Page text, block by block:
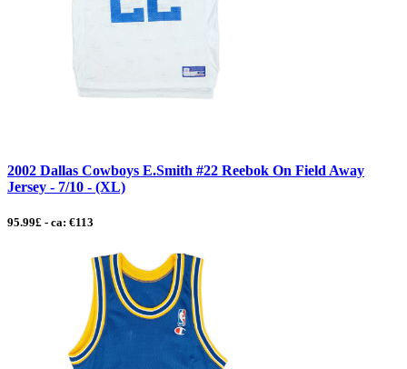
2002 Dallas Cowboys E.Smith #22 Reebok On Field Away
Jersey - 7/10 - (XL)
95.99£ - ca: €113